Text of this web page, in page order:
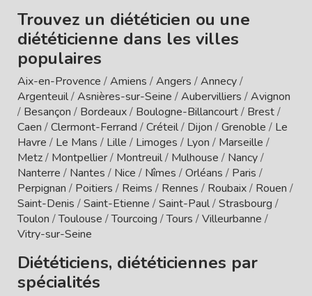
Trouvez un diététicien ou une
diététicienne dans les villes
populaires
Aix-en-Provence /Amiens /Angers /Annecy/
Argenteuil/Asnières-sur-Seine /Aubervilliers /Avignon
/ Besançon / Bordeaux/ Boulogne-Billancourt/ Brest/
Caen /Clermont-Ferrand /Créteil/ Dijon /Grenoble / Le
Havre / Le Mans / Lille / Limoges / Lyon / Marseille /
Metz/ Montpellier/ Montreuil/ Mulhouse / Nancy/
Nanterre / Nantes / Nice / Nîmes /Orléans / Paris /
Perpignan / Poitiers / Reims / Rennes / Roubaix/ Rouen /
Saint-Denis /Saint-Etienne /Saint-Paul/Strasbourg /
Toulon /Toulouse /Tourcoing /Tours /Villeurbanne /
Vitry-sur-Seine
Diététiciens, diététiciennes par
spécialités